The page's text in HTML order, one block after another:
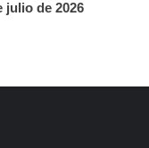
julio de 2026